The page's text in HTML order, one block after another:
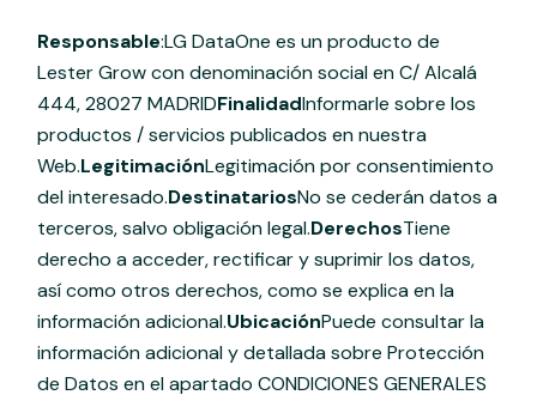
Responsable:LG DataOne es un producto de
Lester Grow con denominación social en C/ Alcalá
444, 28027 MADRIDFinalidadInformarle sobre los
productos / servicios publicados en nuestra
Web.LegitimaciónLegitimación por consentimiento
del interesado.DestinatariosNo se cederán datos a
terceros, salvo obligación legal.DerechosTiene
derecho a acceder, rectificar y suprimir los datos,
así como otros derechos, como se explica en la
información adicional.UbicaciónPuede consultar la
información adicional y detallada sobre Protección
de Datos en el apartado CONDICIONES GENERALES